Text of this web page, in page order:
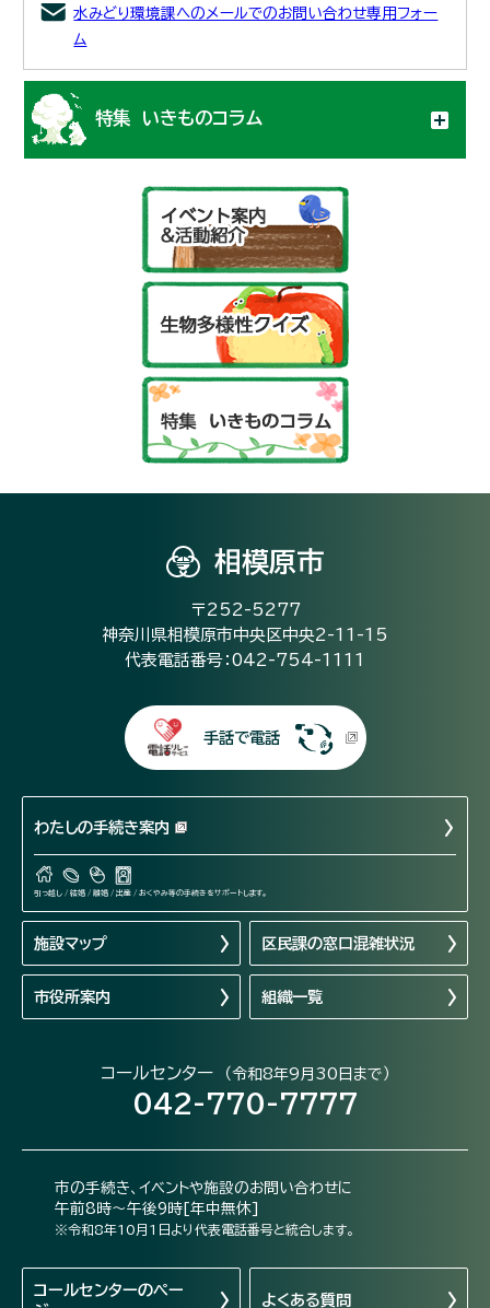
水みどり環境課へのメールでのお問い合わせ専用フォー
ム
特集 いきものコラム
相模原市
〒252-5277
神奈川県相模原市中央区中央2-11-15
代表電話番号：042-754-1111
手話で電話
わたしの手続き案内
引っ越し / 結婚 / 離婚 / 出産 / おくやみ等の手続きをサポートします。
施設マップ 区民課の窓口混雑状況
市役所案内 組織一覧
コールセンター （令和8年9月30日まで）
042-770-7777
市の手続き、イベントや施設のお問い合わせに
午前8時～午後9時[年中無休]
※令和8年10月1日より代表電話番号と統合します。
コールセンターのペー
よくある質問